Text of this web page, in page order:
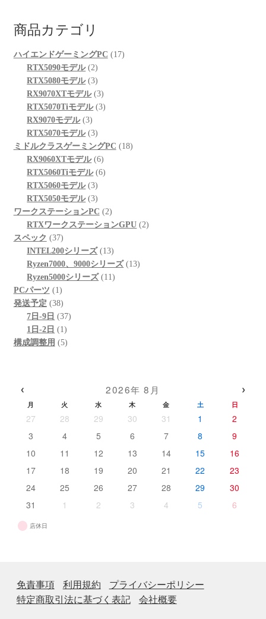
商品カテゴリ
ハイエンドゲーミングPC 1717
RTX5090モデル 22
個
の
商
RTX5080モデル 33
個
の
品
RX9070XTモデル 33
個
品
RTX5070Tiモデル 33
商
品
RX9070モデル 33
個
の
商
品
RTX5070モデル 33
個
の
商
品
ミドルクラスゲーミングPC 1818
RX9060XTモデル 66
個
品
RTX5060Tiモデル 66
商
品
RTX5060モデル 33
個
の
商
RTX5050モデル 33
個
の
品
ワークステーションPC 22
個
商
品
RTXワークステーションGPU 22
スペック 3737
個
の
商
品
INTEL200シリーズ 1313
個
の
Ryzen7000、9000シリーズ 1313
Ryzen5000シリーズ 1111
PCパーツ 11
個
の
商
品
発送予定 3838
個
の
商
7日-9日 3737
1日-2日 11
個
構成調整用 55
‹ 2026年 8月 ›
月 火 水 木 金 土 日
27 28 29 30 31 1
2
3
4 5 6 7 8
9
10
11 12 13 14 15
16
17
18 19 20 21 22
23
24
25 26 27 28 29
30
31
1 2 3 4 5 6
店休日
免責事項 利用規約
プライバシーポリシー
特定商取引法に基づく表記
会社概要